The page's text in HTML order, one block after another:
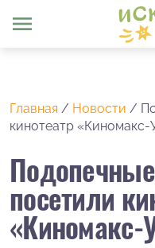
menu
Главная / Новости /
кинотеатр «Киномакс-
посетили
«Киномакс-